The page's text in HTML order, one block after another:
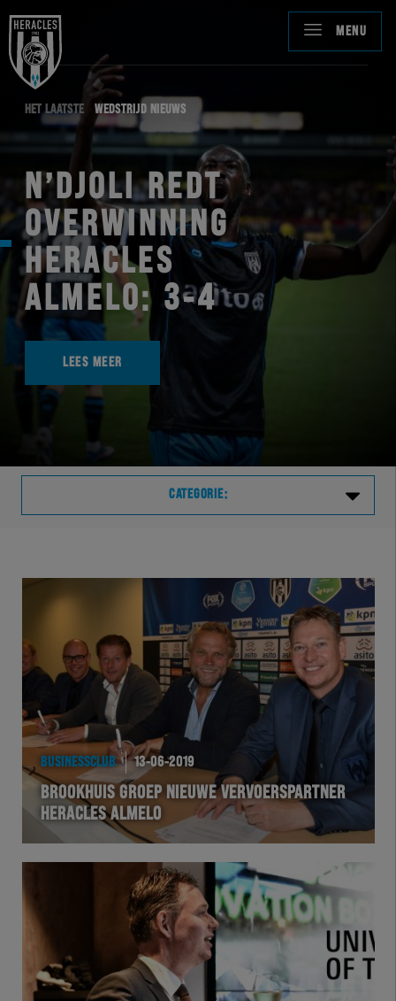
MENU
HET LAATSTE WEDSTRIJD NIEUWS
N’DJOLI REDT
OVERWINNING
HERACLES
ALMELO: 3-4
LEES MEER
CATEGORIE:
TELHER
HERVOL
HEREXC
EXCHER
Natuurgras
Wedstrijd
BUSINESSCLUB 13-06-2019
BROOKHUIS GROEP NIEUWE VERVOERSPARTNER
HERACLES ALMELO